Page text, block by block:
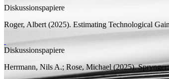
Diskussionspapiere
Roger, Albert (2025). Estimating Technological
Diskussionspapiere
Herrmann, Nils A.; Rose, Michael (2025).